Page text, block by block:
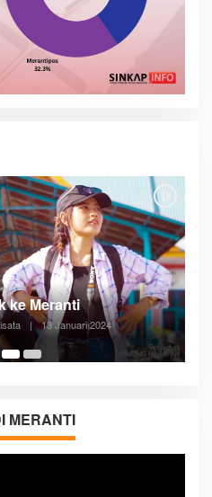
05:08
Siklus Hidup
27 Desember 2023
MERANTI